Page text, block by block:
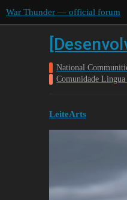
War Thunder — official forum
National
Comunidade Lingua
LeiteArts